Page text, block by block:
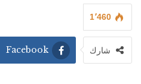
1٬460
شارك Facebook